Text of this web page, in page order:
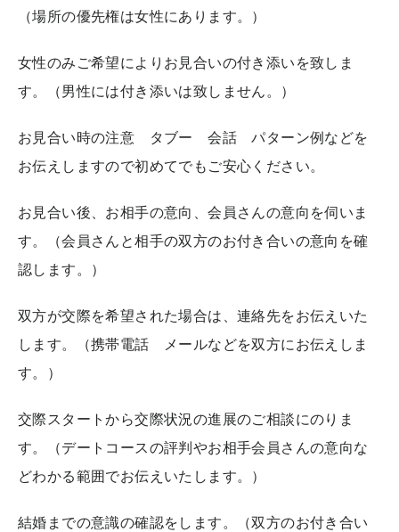
（場所の優先権は女性にあります。）
女性のみご希望によりお見合いの付き添いを致しま
す。（男性には付き添いは致しません。）
お見合い時の注意 タブー 会話 パターン例などを
お伝えしますので初めてでもご安心ください。
お見合い後、お相手の意向、会員さんの意向を伺いま
す。（会員さんと相手の双方のお付き合いの意向を確
認します。）
双方が交際を希望された場合は、連絡先をお伝えいた
します。（携帯電話 メールなどを双方にお伝えしま
す。）
交際スタートから交際状況の進展のご相談にのりま
す。（デートコースの評判やお相手会員さんの意向な
どわかる範囲でお伝えいたします。）
結婚までの意識の確認をします。（双方のお付き合い